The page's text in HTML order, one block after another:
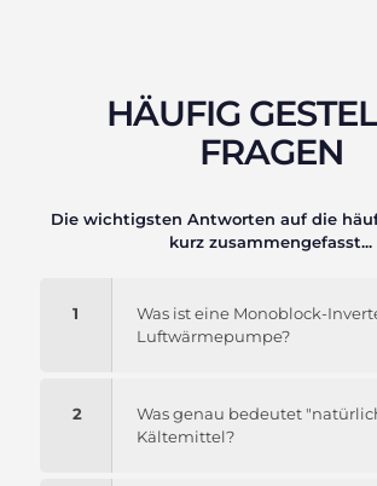
HÄUFIG
FRAGEN
Die wichtigsten Antworten auf die
kurz zusammengefasst...
1
Was ist eine Monoblock-
Luftwärmepumpe?
2
Was genau bedeutet
Kältemittel?